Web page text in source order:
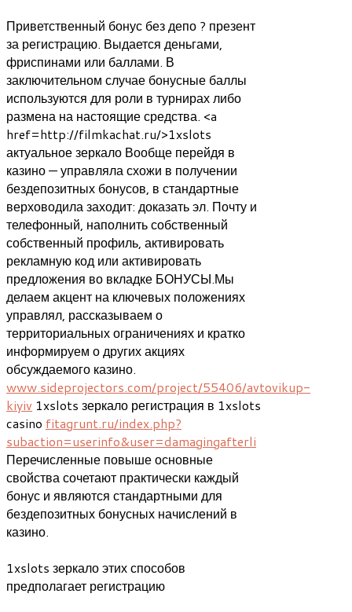
Приветственный бонус без депо ? презент
за регистрацию. Выдается деньгами,
фриспинами или баллами. В
заключительном случае бонусные баллы
используются для роли в турнирах либо
размена на настоящие средства. <a
href=http://filmkachat.ru/>1xslots
актуальное зеркало Вообще перейдя в
казино — управляла схожи в получении
бездепозитных бонусов, в стандартные
верховодила заходит: доказать эл. Почту и
телефонный, наполнить собственный
собственный профиль, активировать
рекламную код или активировать
предложения во вкладке БОНУСЫ.Мы
делаем акцент на ключевых положениях
управлял, рассказываем о
территориальных ограничениях и кратко
информируем о других акциях
обсуждаемого казино.
www.sideprojectors.com/project/55406/avtovikup-
kiyiv 1xslots зеркало регистрация в 1xslots
casino fitagrunt.ru/index.php?
subaction=userinfo&user=damagingafterli
Перечисленные повыше основные
свойства сочетают практически каждый
бонус и являются стандартными для
бездепозитных бонусных начислений в
казино.
1xslots зеркало этих способов
предполагает регистрацию